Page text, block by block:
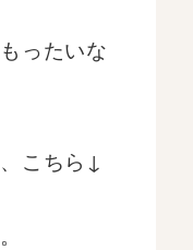
ったいな
こちら↓